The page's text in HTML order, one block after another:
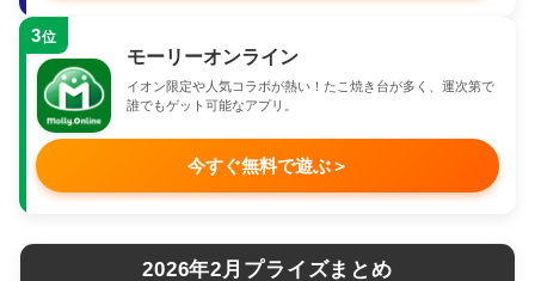
3位
モーリーオンライン
イオン限定や人気コラボが熱い！たこ焼き台が多く、運次第で
誰でもゲット可能なアプリ。
今すぐ無料で遊ぶ＞
2026年2月プライズまとめ